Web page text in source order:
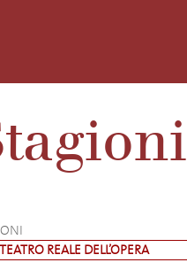
REALE DELL’OPERA